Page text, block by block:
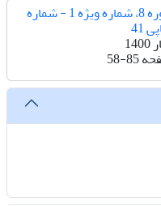
دوره 8، شماره ویژه 1 - شماره
41
58-85